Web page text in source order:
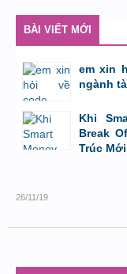
BÀI VIẾT MỚI
em xin
ngành
bởi GiaBao09052000 ,8/7/
Khi
Break
Trúc
26/11/19